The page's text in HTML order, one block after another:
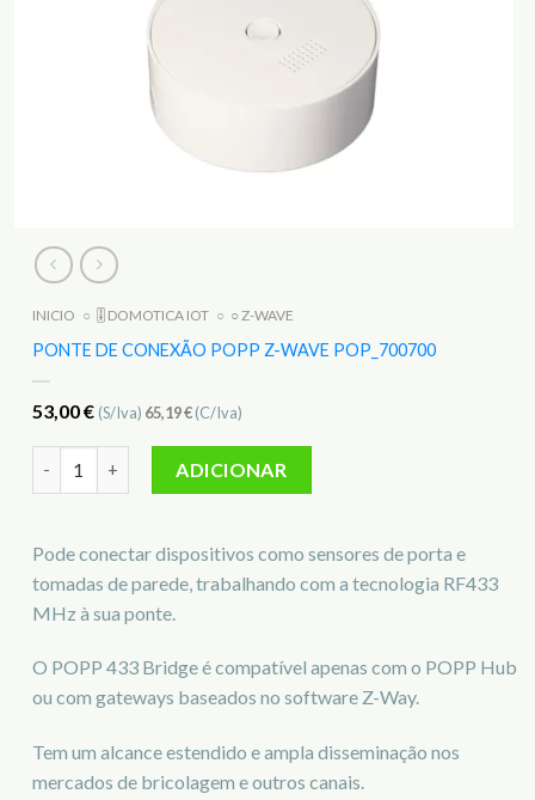
INICIO ○ 🎚️ DOMOTICA IOT ○ ○ Z-WAVE
PONTE DE CONEXÃO POPP Z-WAVE POP_700700
53,00€ (S/Iva) 65,19€(C/Iva)
ADICIONAR
Pode conectar dispositivos como sensores de porta e
tomadas de parede, trabalhando com a tecnologia RF433
MHz à sua ponte.
O POPP 433 Bridge é compatível apenas com o POPP Hub
ou com gateways baseados no software Z-Way.
Tem um alcance estendido e ampla disseminação nos
mercados de bricolagem e outros canais.